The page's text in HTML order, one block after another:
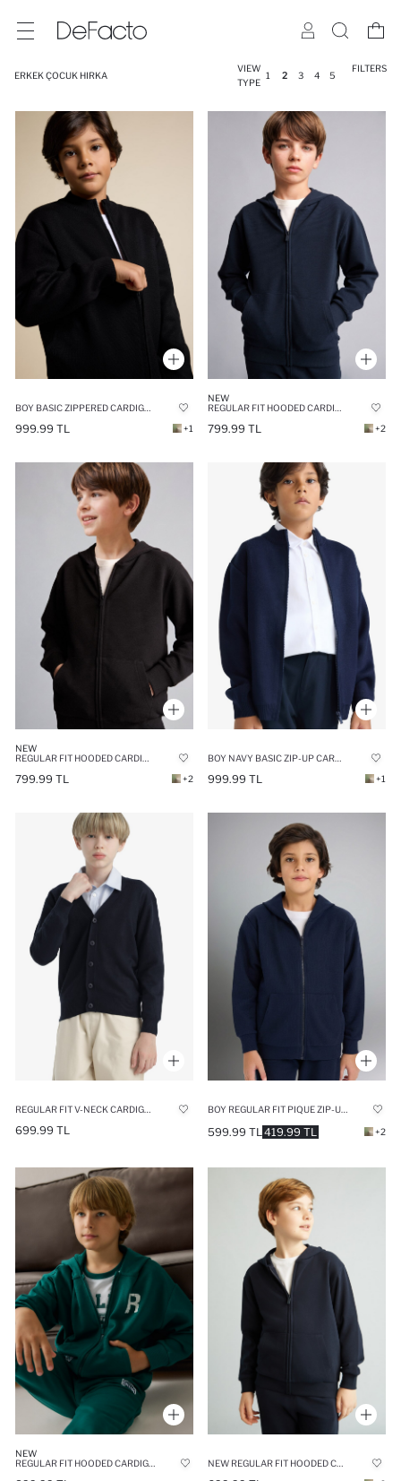
ERKEK ÇOCUK HIRKA
VIEW
TYPE
1 2 3 4 5
FILTERS
999.99 TL +1
NEW
799.99 TL +2
NEW
799.99 TL +2 999.99 TL +1
699.99 TL 419.99 TL
599.99 TL +2
NEW
REGULAR FIT HOODED CARDIGAN SLOGAN
NEW REGULAR FIT HOODED CARDIGAN